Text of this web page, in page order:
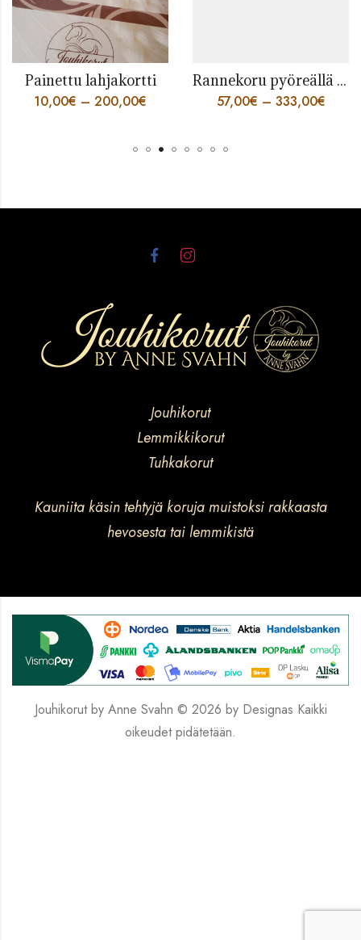
Painettu lahjakortti
10,00€ – 200,00€
Rannekoru pyöreällä 4 säikeen punoksella
57,00€ – 333,00€
Jouhikorut
Lemmikkikorut
Tuhkakorut
Kauniita käsin tehtyjä koruja muistoksi rakkaasta
hevosesta tai lemmikistä
Jouhikorut by Anne Svahn © 2026 by Designas Kaikki
oikeudet pidätetään.